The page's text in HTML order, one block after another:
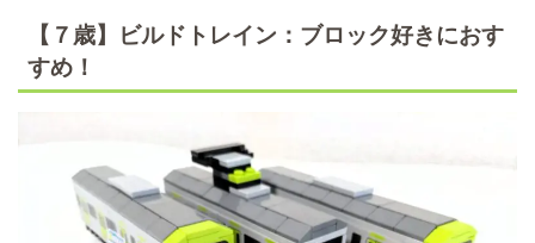
【７歳】ビルドトレイン：ブロック好きにおす
すめ！